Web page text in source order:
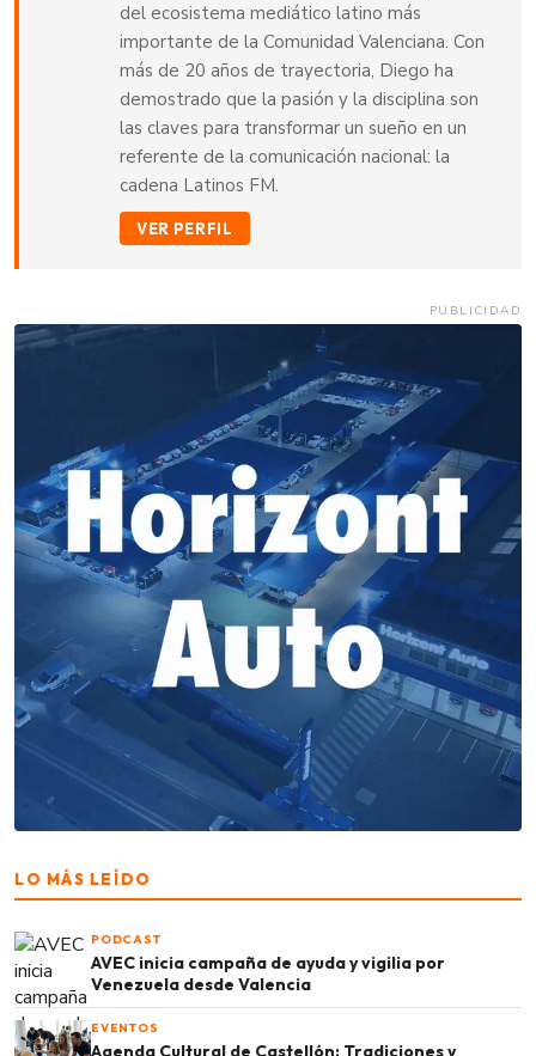
del ecosistema mediático latino más
importante de la Comunidad Valenciana. Con
más de 20 años de trayectoria, Diego ha
demostrado que la pasión y la disciplina son
las claves para transformar un sueño en un
referente de la comunicación nacional: la
cadena Latinos FM.
VER PERFIL
PUBLICIDAD
LO MÁS LEÍDO
PODCAST
AVEC inicia campaña de ayuda y vigilia por
Venezuela desde Valencia
EVENTOS
Agenda Cultural de Castellón: Tradiciones y